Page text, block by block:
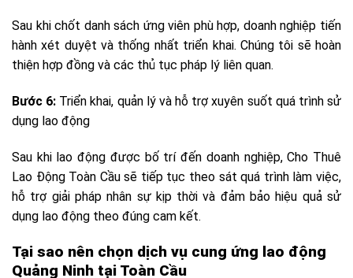
Sau khi chốt danh sách ứng viên phù hợp, doanh nghiệp tiến
hành xét duyệt và thống nhất triển khai. Chúng tôi sẽ hoàn
thiện hợp đồng và các thủ tục pháp lý liên quan.
Bước 6: Triển khai, quản lý và hỗ trợ xuyên suốt quá trình sử
dụng lao động
Sau khi lao động được bố trí đến doanh nghiệp, Cho Thuê
Lao Động Toàn Cầu sẽ tiếp tục theo sát quá trình làm việc,
hỗ trợ giải pháp nhân sự kịp thời và đảm bảo hiệu quả sử
dụng lao động theo đúng cam kết.
Tại sao nên chọn dịch vụ cung ứng lao động
Quảng Ninh tại Toàn Cầu